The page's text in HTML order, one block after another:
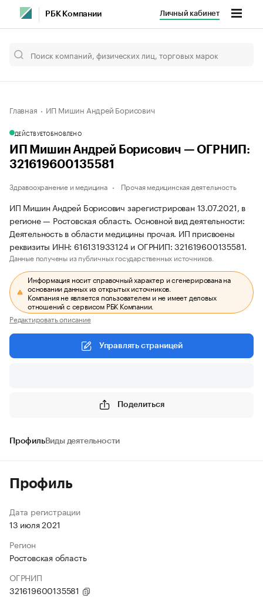
РБК Компании Личный кабинет
Главная ИП Мишин Андрей Борисович
ДЕЙСТВУЕТОБНОВЛЕНО
ИП Мишин Андрей Борисович — ОГРНИП:
321619600135581
Здравоохранение и медицина Прочая медицинская деятельность
ИП Мишин Андрей Борисович зарегистрирован 13.07.2021, в
регионе — Ростовская область. Основной вид деятельности:
Деятельность в области медицины прочая. ИП присвоены
реквизиты ИНН: 616131933124 и ОГРНИП: 321619600135581.
Данные получены из публичных государственных источников.
Информация носит справочный характер и сгенерирована на
основании данных из открытых источников.
Компания не является пользователем и не имеет деловых
отношений с сервисом РБК Компании.
Редактировать описание
Управлять страницей
Поделиться
ПрофильВиды деятельности
Профиль
Дата регистрации
13 июля 2021
Регион
Ростовская область
ОГРНИП
321619600135581